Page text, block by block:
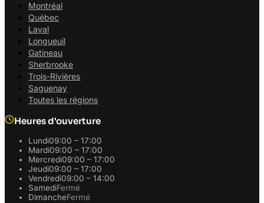
Montréal
Québec
Laval
Longueuil
Gatineau
Sherbrooke
Trois-Rivières
Saguenay
Toutes les régions
Heures d'ouverture
Lundi09:00 – 17:00
Mardi09:00 – 17:00
Mercredi09:00 – 17:00
Jeudi09:00 – 17:00
Vendredi09:00 – 14:00
SamediFermé
DimancheFermé